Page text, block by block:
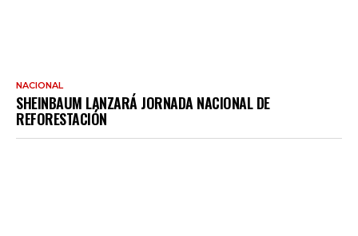
NACIONAL
SHEINBAUM LANZARÁ JORNADA NACIONAL DE
REFORESTACIÓN